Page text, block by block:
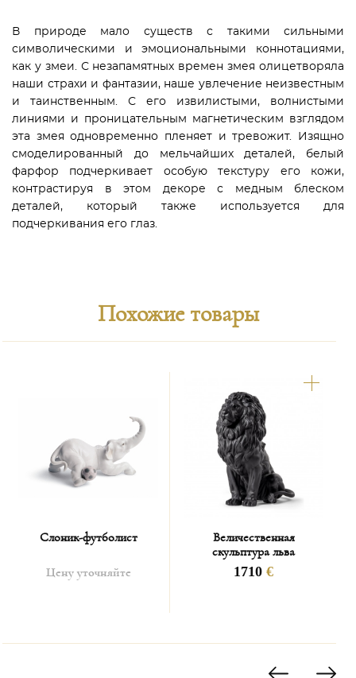
В природе мало существ с такими сильными
символическими и эмоциональными коннотациями,
как у змеи. С незапамятных времен змея олицетворяла
наши страхи и фантазии, наше увлечение неизвестным
и таинственным. С его извилистыми, волнистыми
линиями и проницательным магнетическим взглядом
эта змея одновременно пленяет и тревожит. Изящно
смоделированный до мельчайших деталей, белый
фарфор подчеркивает особую текстуру его кожи,
контрастируя в этом декоре с медным блеском
деталей, который также используется для
подчеркивания его глаз.
Похожие товары
Слоник-футболист
Цену уточняйте
Величественная
скульптура льва
1710 €